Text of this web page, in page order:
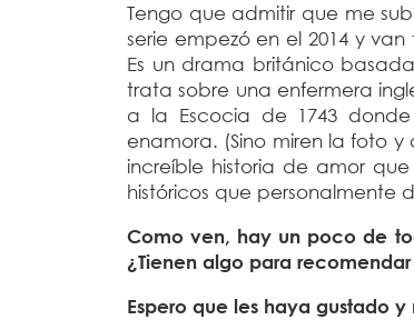
Tengo que admitir que me
serie empezó en el 2014 y
Es un drama británico
trata sobre una enfermera
a la Escocia de 1743
enamora. (Sino miren la foto
increíble historia de amor
históricos que personalmente
Como ven, hay un poco de
¿Tienen algo para
Espero que les haya gustado